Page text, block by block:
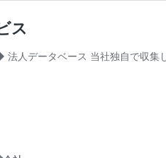
ス
法人データベース 当社独自で収集